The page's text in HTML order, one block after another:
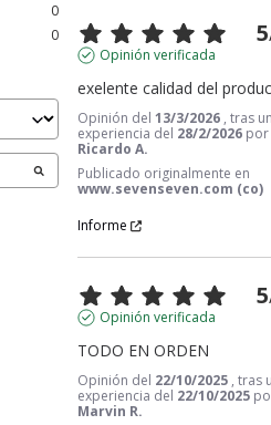
0
0 5
Opinión verificada
exelente calidad del
Opinión del13/3/2026 , tras
experiencia del 28/2/2026 por
Ricardo A.
Publicado originalmente en
www.sevenseven.com (co)
Informe
5
Opinión verificada
TODO EN ORDEN
Opinión del 22/10/2025 , tras
experiencia del 22/10/2025
Marvin R.